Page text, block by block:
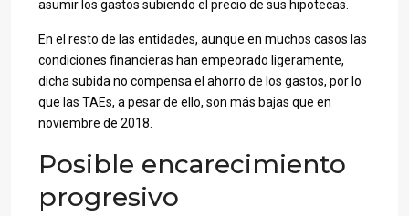
asumir los gastos subiendo el precio de sus hipotecas.
En el resto de las entidades, aunque en muchos casos las
condiciones financieras han empeorado ligeramente,
dicha subida no compensa el ahorro de los gastos, por lo
que las TAEs, a pesar de ello, son más bajas que en
noviembre de 2018.
Posible encarecimiento
progresivo